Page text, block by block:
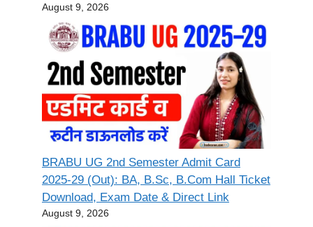
August 9, 2026
BRABU UG 2nd Semester Admit Card
2025-29 (Out): BA, B.Sc, B.Com Hall Ticket
Download, Exam Date & Direct Link
August 9, 2026